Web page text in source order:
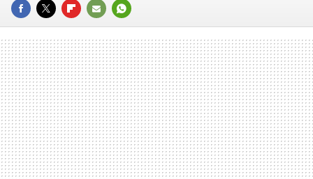
FACEBOOK
TWITTERFLIPBOARD
E-
MAIL
WHATSAPP